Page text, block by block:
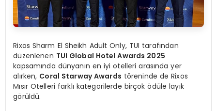
Rixos Sharm El Sheikh Adult Only, TUI tarafından
düzenlenen TUI Global Hotel Awards 2025
kapsamında dünyanın en iyi otelleri arasında yer
alırken, Coral Starway Awards töreninde de Rixos
Mısır Otelleri farklı kategorilerde birçok ödüle layık
görüldü.